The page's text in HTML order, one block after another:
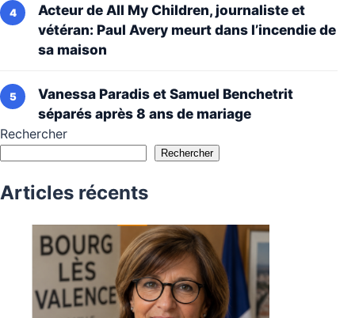
Acteur de All My Children, journaliste et
vétéran: Paul Avery meurt dans l’incendie de
sa maison
Vanessa Paradis et Samuel Benchetrit
séparés après 8 ans de mariage
Rechercher
Rechercher
Articles récents